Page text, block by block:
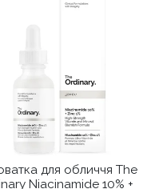
для обличчя The
Niacinamide 10% +